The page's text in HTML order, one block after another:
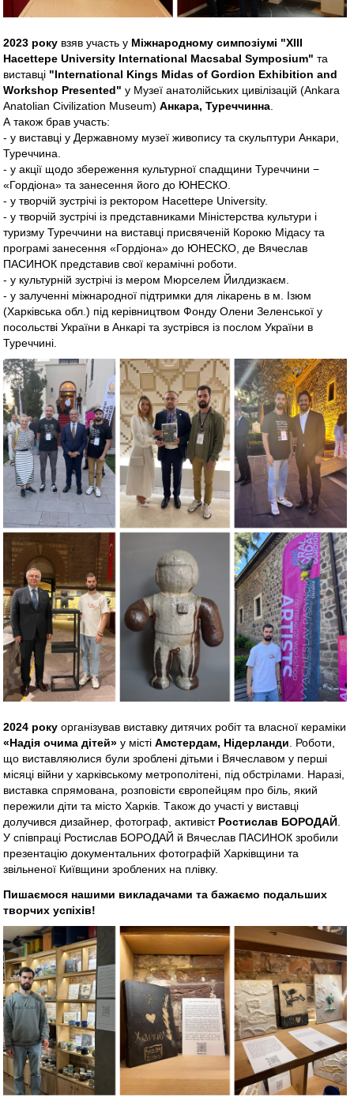
2023 року взяв участь у Міжнародному симпозіумі "XIII
Hacettepe University International Macsabal Symposium" та
виставці "International Kings Midas of Gordion Exhibition and
Workshop Presented" у Музеї анатолійських цивілізацій (Ankara
Anatolian Civilization Museum)Aнкара, Туреччинна
А також брав участь:
- у виставці у Державному музеї живопису та скульптури Анкари,
Туреччина.
- у акції щодо збереження культурної спадщини Туреччини −
«Гордіона» та занесення його до ЮНЕСКО.
- у творчій зустрічі із ректором Hacettepe University.
- у творчій зустрічі із представниками Міністерства культури і
туризму Туреччини на виставці присвяченій Корокю Мідасу та
програмі занесення «Гордіона» до ЮНЕСКО, де Вячеслав
ПАСИНОК представив свої керамічні роботи.
- у культурній зустрічі із мером Мюрселем Йилдизкаєм.
- у залученні міжнародної підтримки для лікарень в м. Ізюм
(Харківська обл.) під керівництвом Фонду Олени Зеленської у
посольстві України в Анкарі та зустрівся із послом України в
Туреччині.
2024 року організував виставку дитячих робіт та власної кераміки
«Надія очима дітей» у містіАмстердам, Нідерланди . Роботи,
що виставляюлися були зроблені дітьми і Вячеславом у перші
місяці війни у харківському метрополітені, під обстрілами. Наразі,
виставка спрямована, розповісти європейцям про біль, який
пережили діти та місто Харків. Tакож до участі у виставці
долучився дизайнер, фотограф, активіст Ростислав БОРОДАЙ
У співпраці Ростислав БОРОДАЙ й Вячеслав ПАСИНОК зробили
презентацію документальних фотографій Харківщини та
звільненої Київщини зроблених на плівку.
Пишаємося нашими викладачами та бажаємо подальших
творчих успіхів!